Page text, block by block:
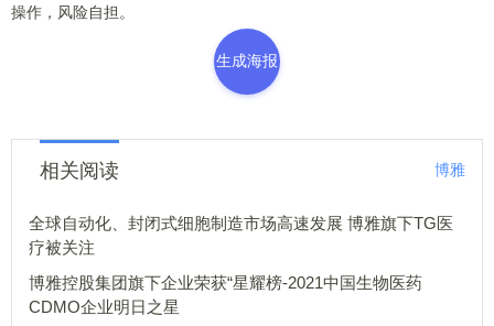
操作，风险自担。
生成海报
相关阅读 博雅
全球自动化、封闭式细胞制造市场高速发展 博雅旗下TG医
疗被关注
博雅控股集团旗下企业荣获“星耀榜-2021中国生物医药
CDMO企业明日之星